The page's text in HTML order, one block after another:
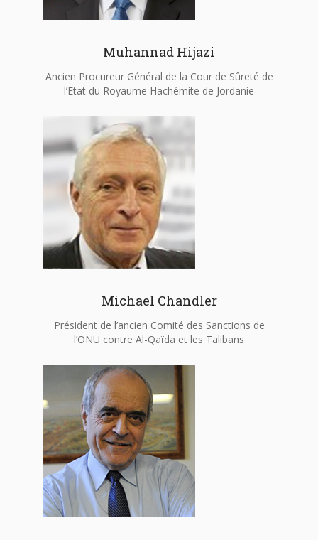
Muhannad Hijazi
Ancien Procureur Général de la Cour de Sûreté de
l’Etat du Royaume Hachémite de Jordanie
Michael Chandler
Président de l’ancien Comité des Sanctions de
l’ONU contre Al-Qaïda et les Talibans